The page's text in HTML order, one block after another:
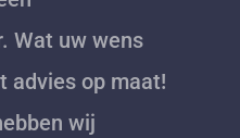
Wat uw wens
advies op maat!
wij